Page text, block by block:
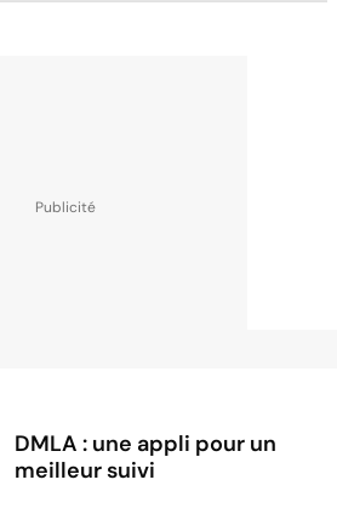
DMLA : une appli pour un
meilleur suivi